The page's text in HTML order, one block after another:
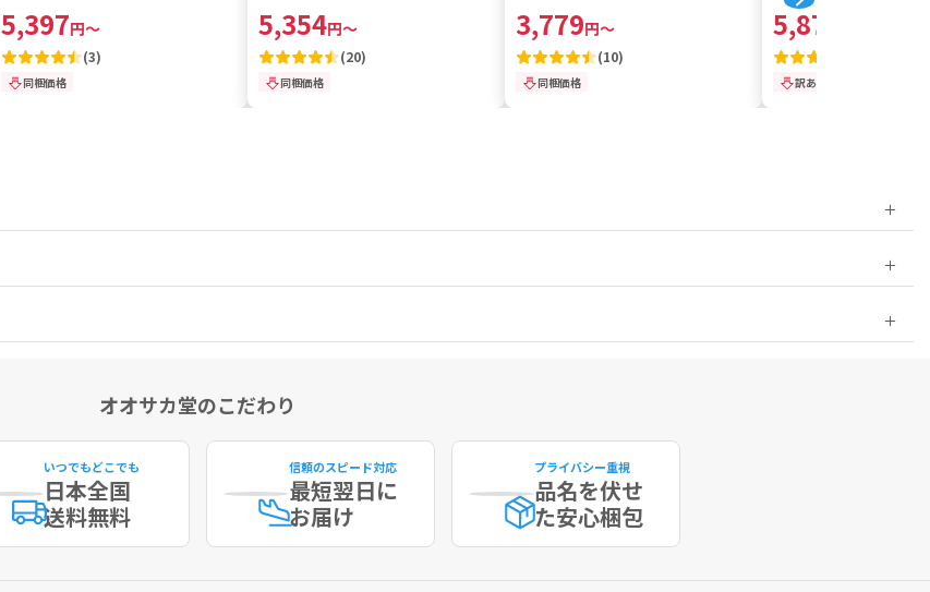
5,397円～
(3)
同梱価格
5,354円～
(20)
同梱価格
3,779円～
(10)
同梱価格
5,871
訳あり特価
オオサカ堂のこだわり
いつでもどこでも
日本全国
送料無料
信頼のスピード対応
最短翌日に
お届け
プライバシー重視
品名を伏せ
た安心梱包